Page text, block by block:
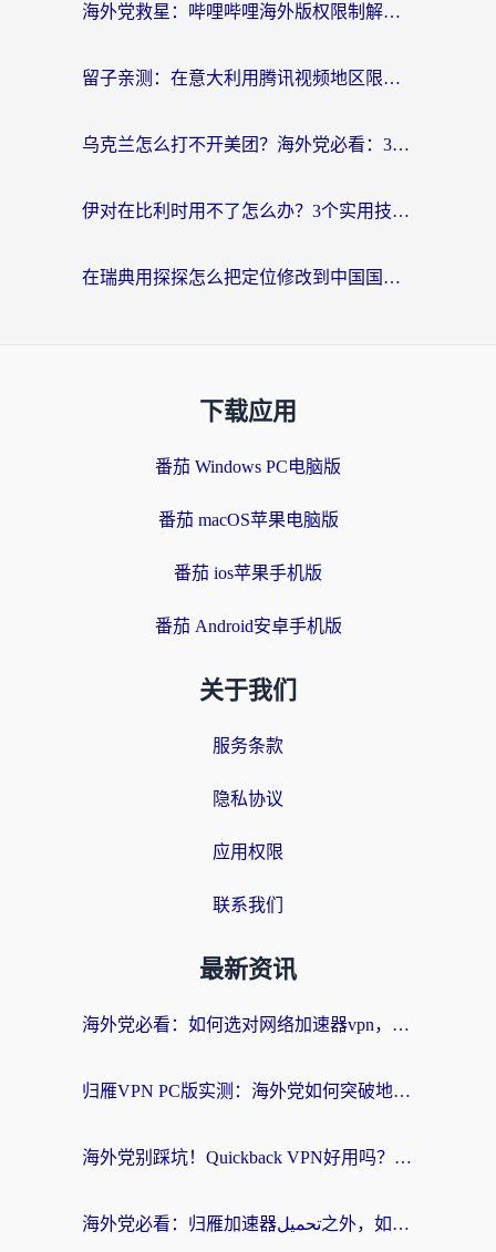
海外党救星：哔哩哔哩海外版权限制解除方法+2个实用技巧（附亲测加速器推荐）
留子亲测：在意大利用腾讯视频地区限制怎么办？3步解决+避坑指南
乌克兰怎么打不开美团？海外党必看：3步解决国内APP访问+追剧听歌全攻略
伊对在比利时用不了怎么办？3个实用技巧解决海外看国内内容难题
在瑞典用探探怎么把定位修改到中国国内？海外党必备的回国加速全攻略
下载应用
番茄 Windows PC电脑版
番茄 macOS苹果电脑版
番茄 ios苹果手机版
番茄 Android安卓手机版
关于我们
服务条款
隐私协议
应用权限
联系我们
最新资讯
海外党必看：如何选对网络加速器vpn，无缝访问国内资源不踩坑
归雁VPN PC版实测：海外党如何突破地区限制，无缝刷国内剧看漫画？
海外党别踩坑！Quickback VPN好用吗？和穿梭VPN对比哪个回国效果更好？附巴西游戏加速指南
海外党必看：归雁加速器تحميل之外，如何选对回国加速器实现无缝刷剧玩游戏？